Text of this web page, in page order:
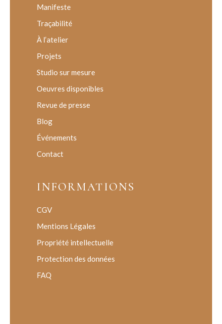
Manifeste
Traçabilité
À l’atelier
Projets
Studio sur mesure
Oeuvres disponibles
Revue de presse
Blog
Événements
Contact
INFORMATIONS
CGV
Mentions Légales
Propriété intellectuelle
Protection des données
FAQ